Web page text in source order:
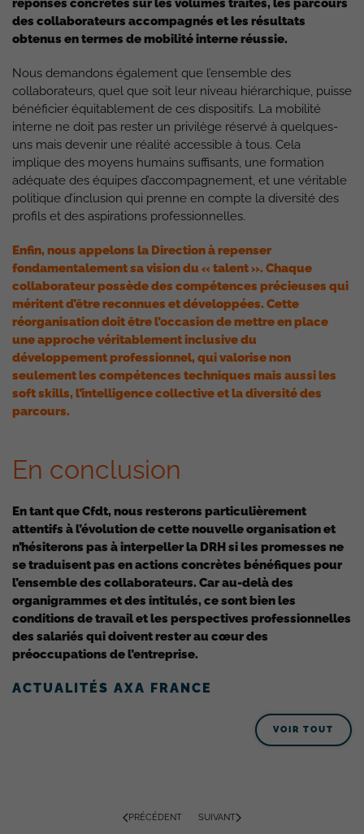
réponses concrètes sur les volumes traités, les parcours
des collaborateurs accompagnés et les résultats
obtenus en termes de mobilité interne réussie.
Nous demandons également que l’ensemble des
collaborateurs, quel que soit leur niveau hiérarchique, puisse
bénéficier équitablement de ces dispositifs. La mobilité
interne ne doit pas rester un privilège réservé à quelques-
uns mais devenir une réalité accessible à tous. Cela
implique des moyens humains suffisants, une formation
adéquate des équipes d’accompagnement, et une véritable
politique d’inclusion qui prenne en compte la diversité des
profils et des aspirations professionnelles.
Enfin, nous appelons la Direction à repenser
fondamentalement sa vision du « talent ». Chaque
collaborateur possède des compétences précieuses qui
méritent d’être reconnues et développées. Cette
réorganisation doit être l’occasion de mettre en place
une approche véritablement inclusive du
développement professionnel, qui valorise non
seulement les compétences techniques mais aussi les
soft skills, l’intelligence collective et la diversité des
parcours.
En conclusion
En tant que Cfdt, nous resterons particulièrement
attentifs à l’évolution de cette nouvelle organisation et
n’hésiterons pas à interpeller la DRH si les promesses ne
se traduisent pas en actions concrètes bénéfiques pour
l’ensemble des collaborateurs. Car au-delà des
organigrammes et des intitulés, ce sont bien les
conditions de travail et les perspectives professionnelles
des salariés qui doivent rester au cœur des
préoccupations de l’entreprise.
ACTUALITÉS AXA FRANCE
VOIR TOUT
PRÉCÉDENT SUIVANT